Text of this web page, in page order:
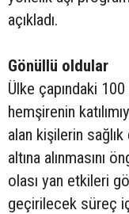
açıkladı.
Gönüllü oldular
Ülke çapındaki
hemşirenin
alan kişilerin
altına alınmasını
olası yan etkileri
geçirilecek süreç